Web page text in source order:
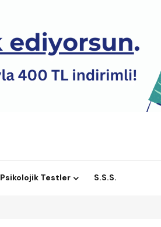
Psikolojik Testler S.S.S.